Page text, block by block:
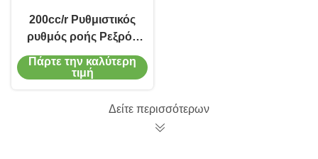
200cc/r Ρυθμιστικός
ρυθμός ροής Ρεξρόθ
Αξιακός κινητήρας
έμβολο για εξοπλισμό
Πάρτε την καλύτερη
τιμή
Δείτε περισσότερων